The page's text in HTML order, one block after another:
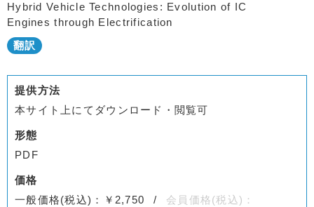
Hybrid Vehicle Technologies: Evolution of IC
Engines through Electrification
提供方法
本サイト上にてダウンロード・閲覧可
形態
PDF
価格
一般価格(税込)：￥2,750
会員価格(税込)：